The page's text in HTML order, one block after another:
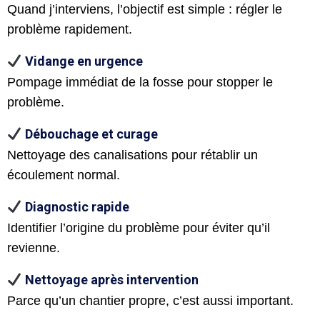
Quand j’interviens, l’objectif est simple : régler le
problème rapidement.
Vidange en urgence
Pompage immédiat de la fosse pour stopper le
problème.
Débouchage et curage
Nettoyage des canalisations pour rétablir un
écoulement normal.
Diagnostic rapide
Identifier l’origine du problème pour éviter qu’il
revienne.
Nettoyage après intervention
Parce qu’un chantier propre, c’est aussi important.